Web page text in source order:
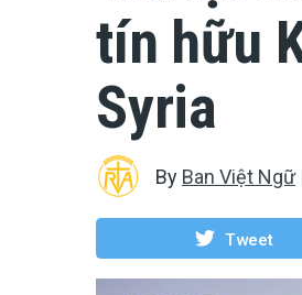
tín hữu
Syria
By Ban Việt Ngữ
Tweet